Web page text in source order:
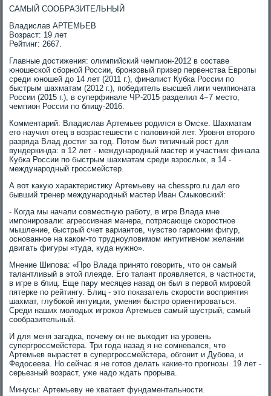
САМЫЙ СООБРАЗИТЕЛЬНЫЙ
Владислав АРТЕМЬЕВ
Возраст: 19 лет
Рейтинг: 2667.
Главные достижения: олимпийский чемпион-2012 в составе
юношеской сборной России, бронзовый призер первенства Европы
среди юношей до 14 лет (2011 г.), финалист Кубка России по
быстрым шахматам (2012 г.), победитель высшей лиги чемпионата
России (2015 г.), в суперфинале ЧР-2015 разделил 4−7 место,
чемпион России по блицу-2016.
Комментарий: Владислав Артемьев родился в Омске. Шахматам
его научил отец в возрастешести с половиной лет. Уровня второго
разряда Влад достиг за год. Потом был типичный рост для
вундеркинда: в 12 лет - международный мастер и участник финала
Кубка России по быстрым шахматам среди взрослых, в 14 -
международный гроссмейстер.
А вот какую характеристику Артемьеву на chesspro.ru дал его
бывший тренер международный мастер Иван Смыковский:
- Когда мы начали совместную работу, в игре Влада мне
импонировали: агрессивная манера, потрясающе скоростное
мышление, быстрый счет вариантов, чувство гармонии фигур,
основанное на каком-то трудноуловимом интуитивном желании
двигать фигуры «туда, куда нужно».
Мнение Шипова: «Про Влада принято говорить, что он самый
талантливый в этой плеяде. Его талант проявляется, в частности,
в игре в блиц. Еще пару месяцев назад он был в первой мировой
пятерке по рейтингу. Блиц - это показатель скорости восприятия
шахмат, глубокой интуиции, умения быстро ориентироваться.
Среди наших молодых игроков Артемьев самый шустрый, самый
сообразительный.
И для меня загадка, почему он не выходит на уровень
супергроссмейстера. Три года назад я не сомневался, что
Артемьев вырастет в супергроссмейстера, обгонит и Дубова, и
Федосеева. Но сейчас я не готов делать какие-то прогнозы. 19 лет -
серьезный возраст, уже надо ждать прорыва.
Минусы: Артемьеву не хватает фундаментальности.